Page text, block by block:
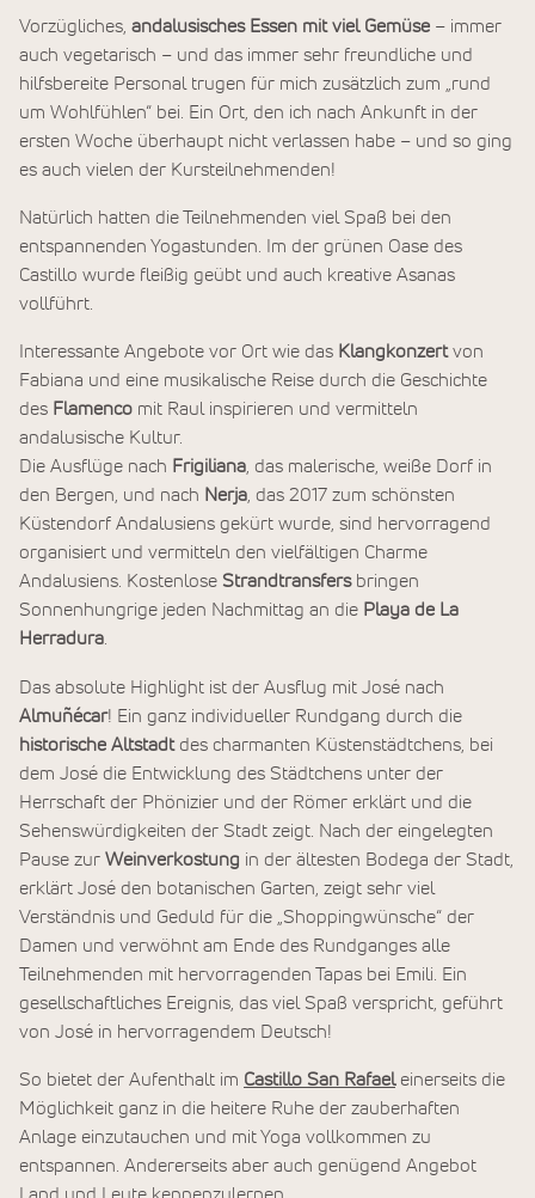
Vorzügliches, andalusisches Essen mit viel Gemüse – immer
auch vegetarisch – und das immer sehr freundliche und
hilfsbereite Personal trugen für mich zusätzlich zum „rund
um Wohlfühlen“ bei. Ein Ort, den ich nach Ankunft in der
ersten Woche überhaupt nicht verlassen habe – und so ging
es auch vielen der Kursteilnehmenden!
Natürlich hatten die Teilnehmenden viel Spaß bei den
entspannenden Yogastunden. Im der grünen Oase des
Castillo wurde fleißig geübt und auch kreative Asanas
vollführt.
Interessante Angebote vor Ort wie das Klangkonzertvon
Fabiana und eine musikalische Reise durch die Geschichte
des Flamenco mit Raul inspirieren und vermitteln
andalusische Kultur.
Die Ausflüge nach Frigiliana, das malerische, weiße Dorf in
den Bergen, und nach Nerja, das 2017 zum schönsten
Küstendorf Andalusiens gekürt wurde, sind hervorragend
organisiert und vermitteln den vielfältigen Charme
Andalusiens. Kostenlose Strandtransfers bringen
Sonnenhungrige jeden Nachmittag an die Playa de La
Herradura.
Das absolute Highlight ist der Ausflug mit José nach
Almuñécar! Ein ganz individueller Rundgang durch die
historische Altstadt des charmanten Küstenstädtchens, bei
dem José die Entwicklung des Städtchens unter der
Herrschaft der Phönizier und der Römer erklärt und die
Sehenswürdigkeiten der Stadt zeigt. Nach der eingelegten
Pause zur Weinverkostung in der ältesten Bodega der Stadt,
erklärt José den botanischen Garten, zeigt sehr viel
Verständnis und Geduld für die „Shoppingwünsche“ der
Damen und verwöhnt am Ende des Rundganges alle
Teilnehmenden mit hervorragenden Tapas bei Emili. Ein
gesellschaftliches Ereignis, das viel Spaß verspricht, geführt
von José in hervorragendem Deutsch!
So bietet der Aufenthalt im Castillo San Rafaeleinerseits die
Möglichkeit ganz in die heitere Ruhe der zauberhaften
Anlage einzutauchen und mit Yoga vollkommen zu
entspannen. Andererseits aber auch genügend Angebot